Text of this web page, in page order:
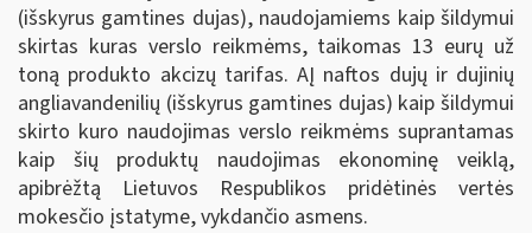
(išskyrus gamtines dujas), naudojamiems kaip šildymui
skirtas kuras verslo reikmėms, taikomas 13 eurų už
toną produkto akcizų tarifas. AĮ naftos dujų ir dujinių
angliavandenilių (išskyrus gamtines dujas) kaip šildymui
skirto kuro naudojimas verslo reikmėms suprantamas
kaip šių produktų naudojimas ekonominę veiklą,
apibrėžtą Lietuvos Respublikos pridėtinės vertės
mokesčio įstatyme, vykdančio asmens.